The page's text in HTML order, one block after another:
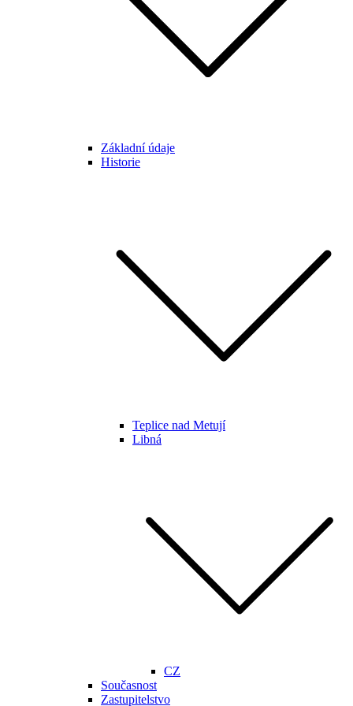
Základní údaje
Historie
Teplice nad Metují
Libná
CZ
Současnost
Zastupitelstvo